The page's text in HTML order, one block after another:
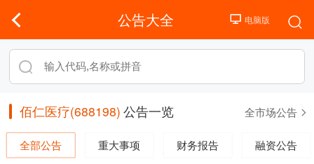
公告大全
佰仁医疗(688198) 公告一览 全市场公告
全部公告 重大事项 财务报告 融资公告